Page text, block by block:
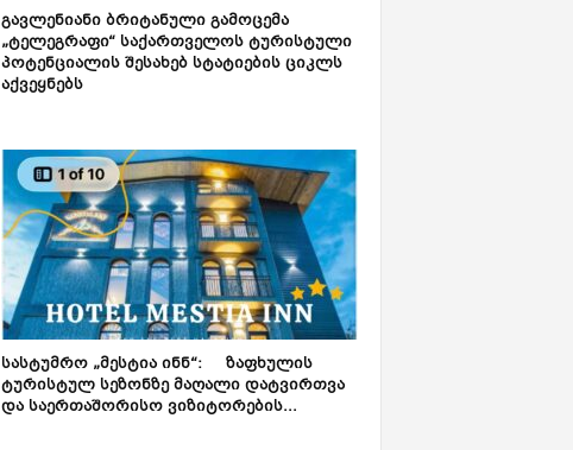
გავლენიანი ბრიტანული გამოცემა
„ტელეგრაფი“ საქართველოს ტურისტული
პოტენციალის შესახებ სტატიების ციკლს
აქვეყნებს
სასტუმრო „მესტია ინნ“: ზაფხულის
ტურისტულ სეზონზე მაღალი დატვირთვა
და საერთაშორისო ვიზიტორების...